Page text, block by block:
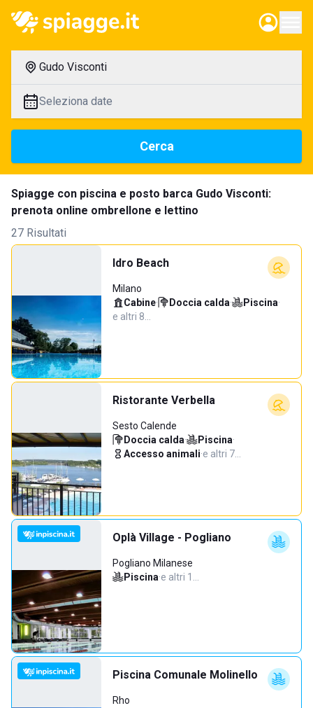
Gudo Visconti
Seleziona date
Cerca
Spiagge con piscina e posto barca Gudo Visconti:
prenota online ombrellone e lettino
27 Risultati
Idro Beach
Milano
Cabine· Doccia calda· Piscina·
e altri 8…
Ristorante Verbella
Sesto Calende
Doccia calda· Piscina·
Accesso animali·e altri 7…
Oplà Village - Pogliano
Pogliano Milanese
Piscina·e altri 1…
Piscina Comunale Molinello
Rho